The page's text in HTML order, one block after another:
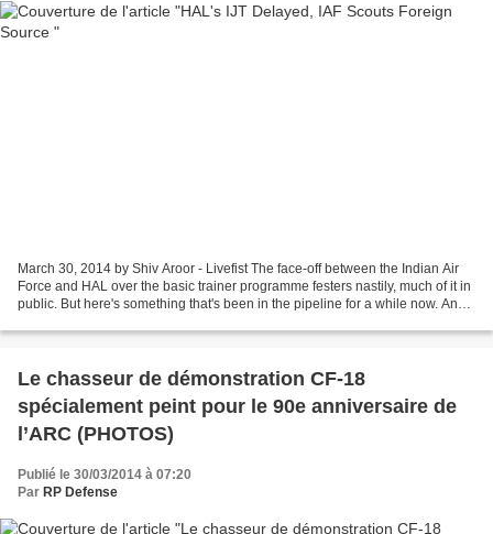
March 30, 2014 by Shiv Aroor - Livefist The face-off between the Indian Air
Force and HAL over the basic trainer programme festers nastily, much of it in
public. But here's something that's been in the pipeline for a while now. And it
Le chasseur de démonstration CF-18
spécialement peint pour le 90e anniversaire de
l’ARC (PHOTOS)
Publié le 30/03/2014 à 07:20
Par RP Defense